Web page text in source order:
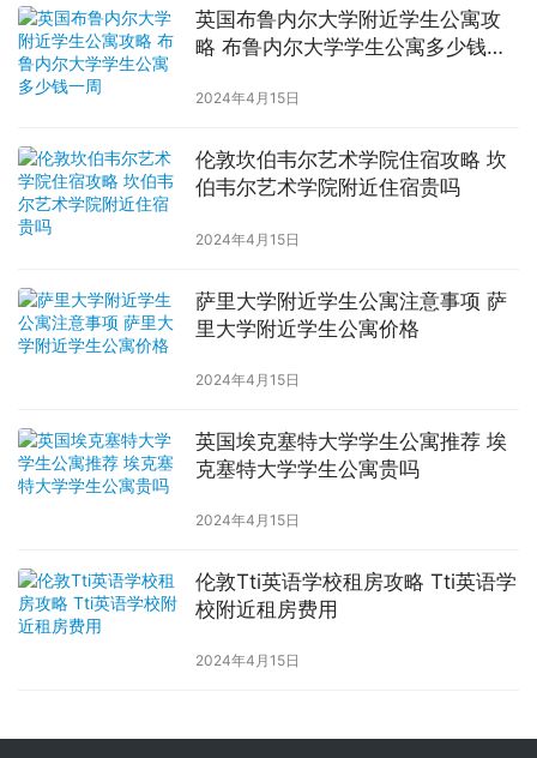
英国布鲁内尔大学附近学生公寓攻
略 布鲁内尔大学学生公寓多少钱一
2024年4月15日
伦敦坎伯韦尔艺术学院住宿攻略 坎
伯韦尔艺术学院附近住宿贵吗
2024年4月15日
萨里大学附近学生公寓注意事项 萨
里大学附近学生公寓价格
2024年4月15日
英国埃克塞特大学学生公寓推荐 埃
克塞特大学学生公寓贵吗
2024年4月15日
伦敦Tti英语学校租房攻略 Tti英语学
校附近租房费用
2024年4月15日